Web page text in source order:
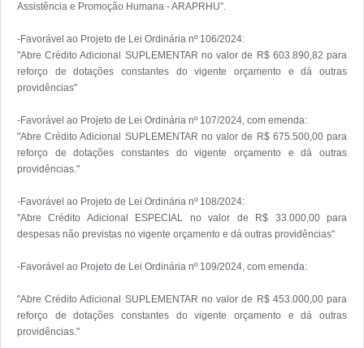
Assistência e Promoção Humana - ARAPRHU”.
-Favorável ao Projeto de Lei Ordinária nº 106/2024:
"Abre Crédito Adicional SUPLEMENTAR no valor de R$ 603.890,82 para
reforço de dotações constantes do vigente orçamento e dá outras
providências"
-Favorável ao Projeto de Lei Ordinária nº 107/2024, com emenda:
"Abre Crédito Adicional SUPLEMENTAR no valor de R$ 675.500,00 para
reforço de dotações constantes do vigente orçamento e dá outras
providências."
-Favorável ao Projeto de Lei Ordinária nº 108/2024:
"Abre Crédito Adicional ESPECIAL no valor de R$ 33.000,00 para
despesas não previstas no vigente orçamento e dá outras providências"
-Favorável ao Projeto de Lei Ordinária nº 109/2024, com emenda:
"Abre Crédito Adicional SUPLEMENTAR no valor de R$ 453.000,00 para
reforço de dotações constantes do vigente orçamento e dá outras
providências."